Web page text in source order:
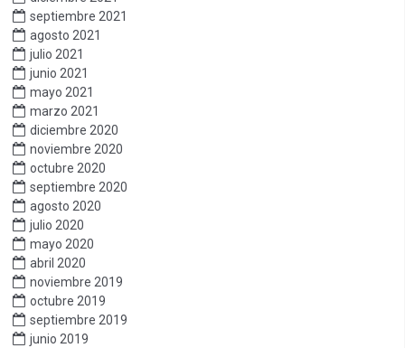
septiembre 2021
agosto 2021
julio 2021
junio 2021
mayo 2021
marzo 2021
diciembre 2020
noviembre 2020
octubre 2020
septiembre 2020
agosto 2020
julio 2020
mayo 2020
abril 2020
noviembre 2019
octubre 2019
septiembre 2019
junio 2019